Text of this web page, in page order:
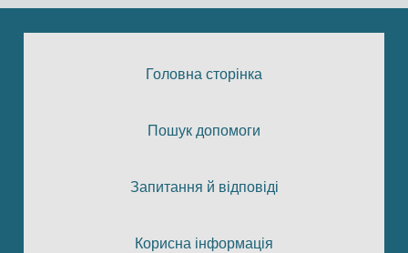
Головна сторінка
Пошук допомоги
Запитання й відповіді
Корисна інформація